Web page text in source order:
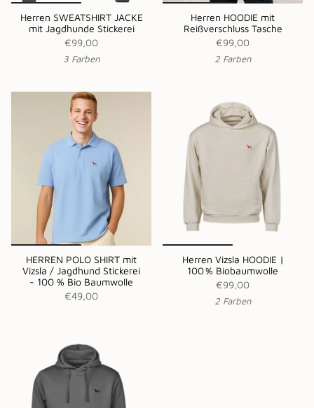
Herren SWEATSHIRT JACKE
mit Jagdhunde Stickerei
€99,00
3 Farben
Herren HOODIE mit
Reißverschluss Tasche
€99,00
2 Farben
HERREN POLO SHIRT mit
Vizsla / Jagdhund Stickerei
- 100 % Bio Baumwolle
€49,00
Herren Vizsla HOODIE |
100 % Biobaumwolle
€99,00
2 Farben